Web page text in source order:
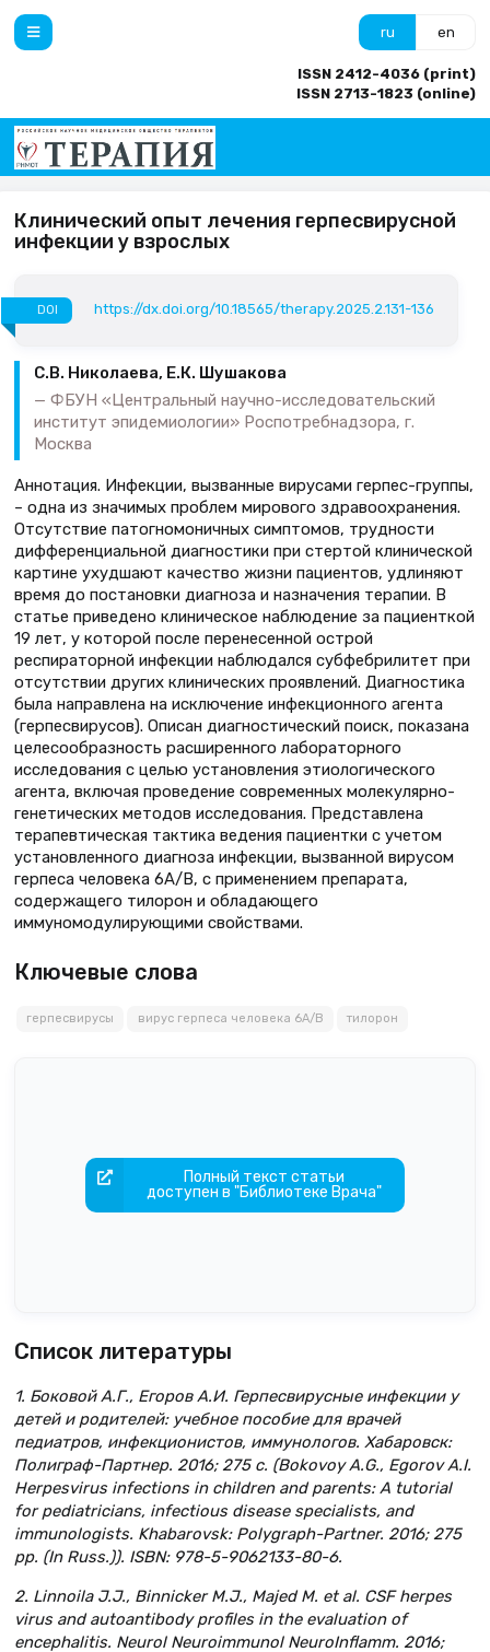
ru en
ISSN 2412-4036 (print)
ISSN 2713-1823 (online)
Клинический опыт лечения герпесвирусной
инфекции у взрослых
DOI https://dx.doi.org/10.18565/therapy.2025.2.131-136
С.В. Николаева, Е.К. Шушакова
ФБУН «Центральный научно-исследовательский
институт эпидемиологии» Роспотребнадзора, г.
Москва
Аннотация. Инфекции, вызванные вирусами герпес-группы,
– одна из значимых проблем мирового здравоохранения.
Отсутствие патогномоничных симптомов, трудности
дифференциальной диагностики при стертой клинической
картине ухудшают качество жизни пациентов, удлиняют
время до постановки диагноза и назначения терапии. В
статье приведено клиническое наблюдение за пациенткой
19 лет, у которой после перенесенной острой
респираторной инфекции наблюдался субфебрилитет при
отсутствии других клинических проявлений. Диагностика
была направлена на исключение инфекционного агента
(герпесвирусов). Описан диагностический поиск, показана
целесообразность расширенного лабораторного
исследования с целью установления этиологического
агента, включая проведение современных молекулярно-
генетических методов исследования. Представлена
терапевтическая тактика ведения пациентки с учетом
установленного диагноза инфекции, вызванной вирусом
герпеса человека 6А/В, с применением препарата,
содержащего тилорон и обладающего
иммуномодулирующими свойствами.
Ключевые слова
герпесвирусы вирус герпеса человека 6А/В тилорон
Полный текст статьи
доступен в "Библиотеке Врача"
Список литературы
1. Боковой А.Г., Егоров А.И. Герпесвирусные инфекции у
детей и родителей: учебное пособие для врачей
педиатров, инфекционистов, иммунологов. Хабаровск:
Полиграф-Партнер. 2016; 275 с. (Bokovoy A.G., Egorov A.I.
Herpesvirus infections in children and parents: A tutorial
for pediatricians, infectious disease specialists, and
immunologists. Khabarovsk: Polygraph-Partner. 2016; 275
pp. (In Russ.)). ISBN: 978-5-9062133-80-6.
2. Linnoila J.J., Binnicker M.J., Majed M. et al. CSF herpes
virus and autoantibody profiles in the evaluation of
encephalitis. Neurol Neuroimmunol NeuroInflamm. 2016;